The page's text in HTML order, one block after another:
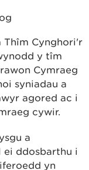
Thîm Cynghori'r
y tîm
Cymraeg
syniadau a
agored ac i
cywir.
a
ddosbarthu i
yn